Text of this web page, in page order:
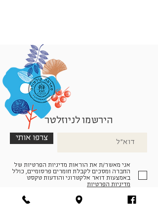
הירשמו לניוזלטר
צרפו אותי
אני מאשר/ת את הוראות מדיניות הפרטיות של
החברה ומסכים לקבלת חומרים פרסומיים, כולל
באמצעות דואר אלקטרוני והודעות טקסט
מדיניות הפרטיות